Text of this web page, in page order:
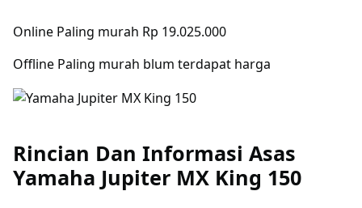
Online Paling murah Rp 19.025.000
Offline Paling murah blum terdapat harga
Rincian Dan Informasi Asas
Yamaha Jupiter MX King 150